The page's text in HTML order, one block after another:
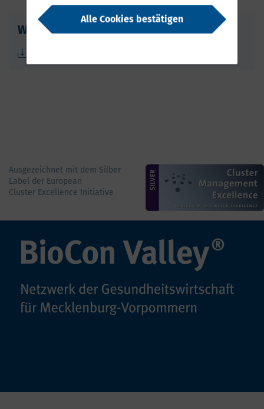
Weitere Informationen
Ausgezeichnet mit dem Silber
Label der European
Cluster Excellence Initiative
Alle Cookies bestätigen